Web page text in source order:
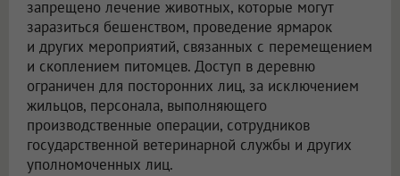
запрещено лечение животных, которые могут
заразиться бешенством, проведение ярмарок
и других мероприятий, связанных с перемещением
и скоплением питомцев. Доступ в деревню
ограничен для посторонних лиц, за исключением
жильцов, персонала, выполняющего
производственные операции, сотрудников
государственной ветеринарной службы и других
уполномоченных лиц.